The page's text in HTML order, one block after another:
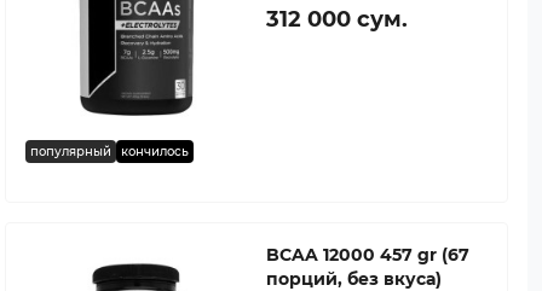
популярный кончилось
312 000 сум.
BCAA 12000 457 gr (67
порций, без вкуса)